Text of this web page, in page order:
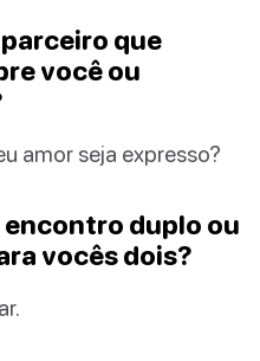
que
você ou
amor seja expresso?
encontro duplo ou
vocês dois?